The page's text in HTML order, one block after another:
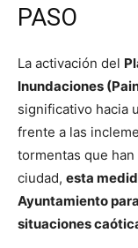
PASO
La activación del
Inundaciones
significativo hacia
frente a las
tormentas que
ciudad, esta
Ayuntamiento
situaciones